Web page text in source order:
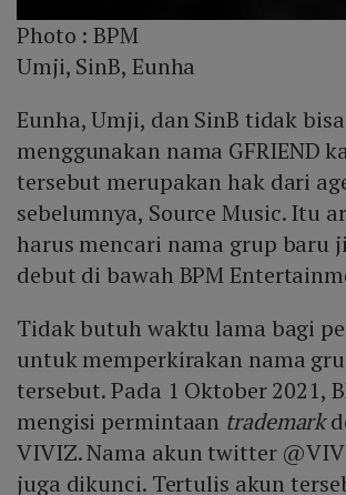
Photo :BPM
Umji, SinB, Eunha
Eunha, Umji, dan SinB tidak
menggunakan nama GFRIEND
tersebut merupakan hak dari
sebelumnya, Source Music. Itu
harus mencari nama grup baru
debut di bawah BPM
Tidak butuh waktu lama bagi
untuk memperkirakan nama
tersebut. Pada 1 Oktober 2021,
mengisi permintaan trademark
VIVIZ. Nama akun twitter
juga dikunci. Tertulis akun